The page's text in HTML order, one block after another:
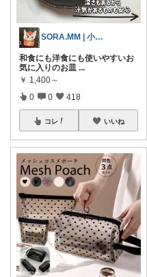
SORA.MM | 小学生姉妹ママ👭
和食にも洋食にも使いやすいお
気に入りのお皿 ...
￥ 1,400～
0 0 418
コレ いいね